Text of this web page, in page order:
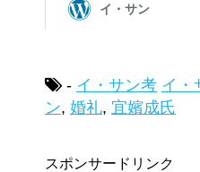
- イ・サン考 イ・
ン, 婚礼, 宜嬪成氏
スポンサードリンク